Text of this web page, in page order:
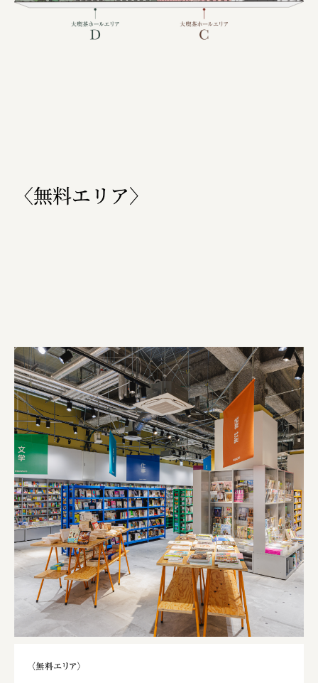
土佐しらす食堂二万匹
オーナークライアント 日南市／設計・施工 株式会社乃
フジ物産株式会社
叶や豆冨 大椙食品
株式会社 京都産業振興センター
旭酒造株式会社
株式会社レリアン
日本出版販売株式会社
一般社団法人日本家具産業振興会、メッセフランクフル
フードバレーとかち首都圏プロモーション実行委員会
株式会社 中華・高橋
株式会社ITC
オクズミ商事
学校法人加藤学園
横浜市
〈無料エリア〉